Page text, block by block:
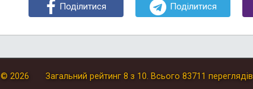
Поділитися Поділитися
© 2026 Загальний рейтинг 8 з 10. Всього 83711 переглядів